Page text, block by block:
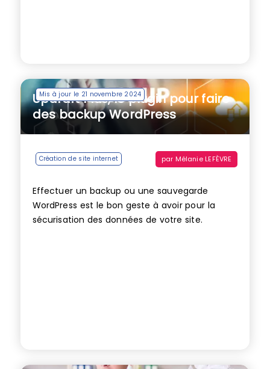
Mis à jour le 21 novembre 2024
Updraft Plus, le plugin pour faire
des backup WordPress
Création de site internet par Mélanie LEFÈVRE
Effectuer un backup ou une sauvegarde
WordPress est le bon geste à avoir pour la
sécurisation des données de votre site.